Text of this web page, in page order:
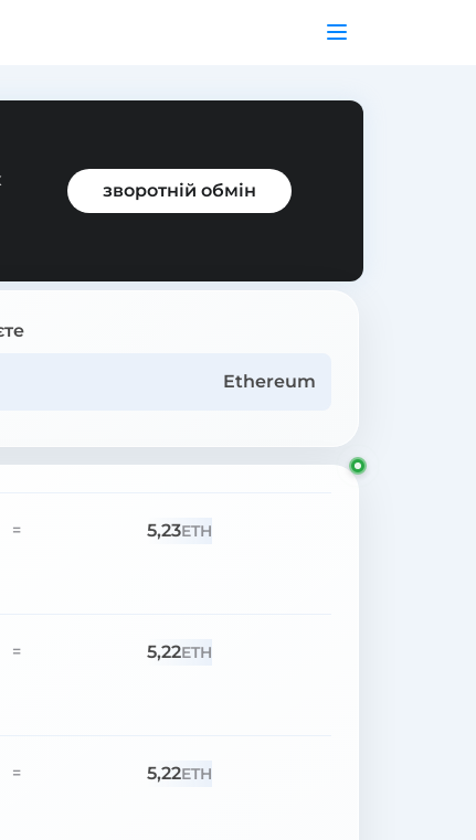
зворотній обмін
Ethereum
= 5,23ETH
= 5,22ETH
= 5,22ETH